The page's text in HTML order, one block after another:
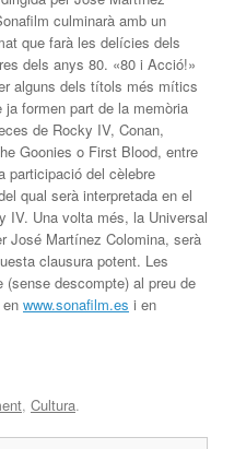
culminarà amb un
que farà les delícies dels
dels anys 80. «80 i Acció!»
alguns dels títols més mítics
formen part de la memòria
de Rocky IV, Conan,
Goonies o First Blood, entre
participació del cèlebre
qual serà interpretada en el
IV. Una volta més, la Universal
José Martínez Colomina, serà
clausura potent. Les
(sense descompte) al preu de
www.sonafilm.es i en
, Cultura.